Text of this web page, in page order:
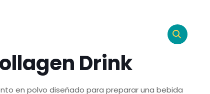
Drink
en polvo diseñado para preparar una bebida